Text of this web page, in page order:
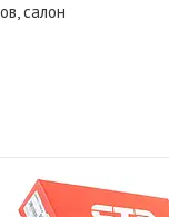
салон